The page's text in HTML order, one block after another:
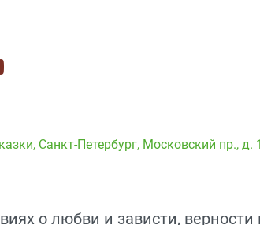
, Санкт-Петербург, Московский пр., д.
о любви и зависти, верности